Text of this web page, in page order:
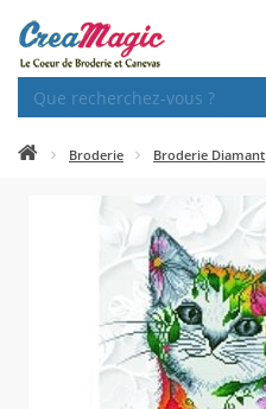
Broderie Broderie Diamant